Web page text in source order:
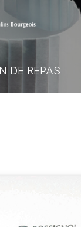
DE REPAS